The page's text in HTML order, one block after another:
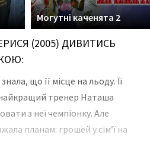
Могутні каченята 2
(2005) ДИВИТИСЬ
що її місце на льоду. Її
тренер Наташа
з неї чемпіонку. Але
планам: грошей у сім’ї на